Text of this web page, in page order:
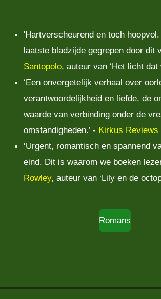
'Hartverscheurend en toch
laatste bladzijde gegrepen door dit
Santopolo, auteur van ‘Het licht dat
‘Een onvergetelijk verhaal over
verantwoordelijkheid en liefde, de
waarde van verbinding onder de
omstandigheden.’ - Kirkus Reviews
‘Urgent, romantisch en spannend
eind. Dit is waarom we boeken
Rowley, auteur van ‘Lily en de
Romans